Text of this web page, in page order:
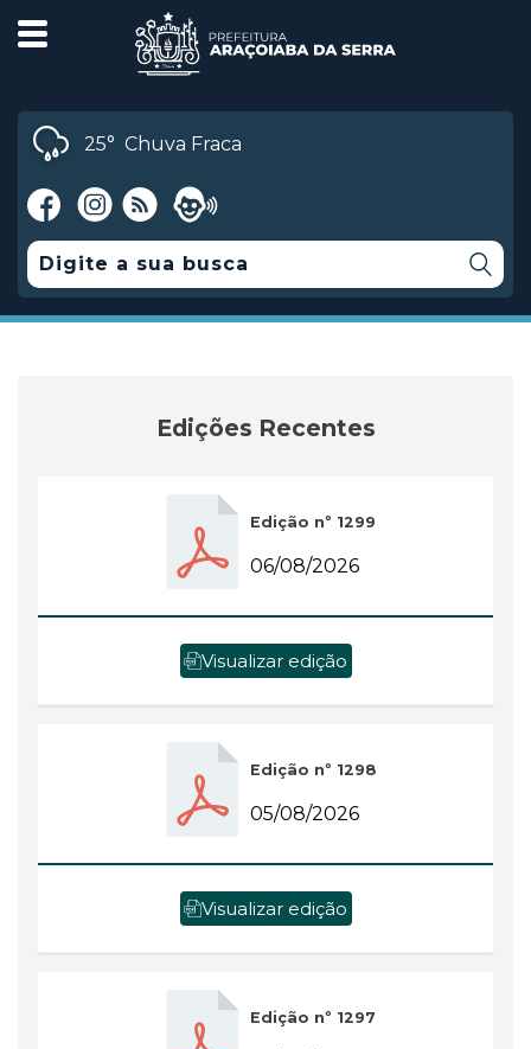
25° Chuva Fraca
Edições Recentes
Edição nº 1299
06/08/2026
Visualizar edição
Edição nº 1298
05/08/2026
Visualizar edição
Edição nº 1297